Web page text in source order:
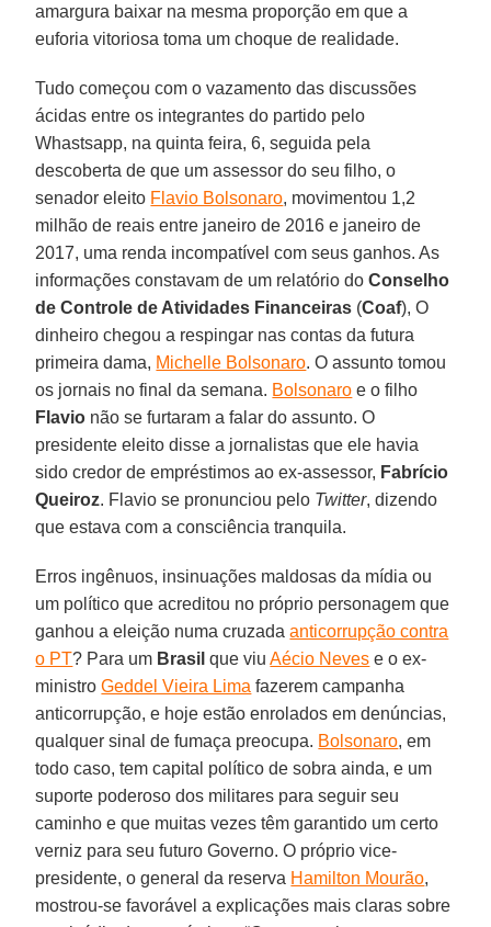
amargura baixar na mesma proporção em que a
euforia vitoriosa toma um choque de realidade.
Tudo começou com o vazamento das discussões
ácidas entre os integrantes do partido pelo
Whastsapp, na quinta feira, 6, seguida pela
descoberta de que um assessor do seu filho, o
senador eleito Flavio Bolsonaro, movimentou 1,2
milhão de reais entre janeiro de 2016 e janeiro de
2017, uma renda incompatível com seus ganhos. As
informações constavam de um relatório doConselho
de Controle de Atividades Financeiras (Coaf), O
dinheiro chegou a respingar nas contas da futura
primeira dama, Michelle Bolsonaro. O assunto tomou
os jornais no final da semana. Bolsonaro e o filho
Flavio não se furtaram a falar do assunto. O
presidente eleito disse a jornalistas que ele havia
sido credor de empréstimos ao ex-assessor, Fabrício
Queiroz. Flavio se pronunciou pelo Twitter, dizendo
que estava com a consciência tranquila.
Erros ingênuos, insinuações maldosas da mídia ou
um político que acreditou no próprio personagem que
ganhou a eleição numa cruzadaanticorrupção contra
o PT? Para um Brasil que viuAécio Neves e o ex-
ministroGeddel Vieira Lima fazerem campanha
anticorrupção, e hoje estão enrolados em denúncias,
qualquer sinal de fumaça preocupa. Bolsonaro, em
todo caso, tem capital político de sobra ainda, e um
suporte poderoso dos militares para seguir seu
caminho e que muitas vezes têm garantido um certo
verniz para seu futuro Governo. O próprio vice-
presidente, o general da reserva Hamilton Mourão,
mostrou-se favorável a explicações mais claras sobre